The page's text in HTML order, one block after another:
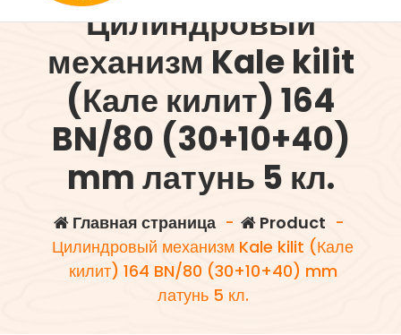
Цилиндровый
механизм Kale kilit
(Кале килит) 164
BN/80 (30+10+40)
mm латунь 5 кл.
Главная страница - Product -
Цилиндровый механизм Kale kilit (Кале
килит) 164 BN/80 (30+10+40) mm
латунь 5 кл.